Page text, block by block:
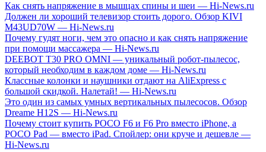
Как снять напряжение в мышцах спины и шеи — Hi-News.ru
Должен ли хороший телевизор стоить дорого. Обзор KIVI
M43UD70W — Hi-News.ru
Почему гудят ноги, чем это опасно и как снять напряжение
при помощи массажера — Hi-News.ru
DEEBOT T30 PRO OMNI — уникальный робот-пылесос,
который необходим в каждом доме — Hi-News.ru
Классные колонки и наушники отдают на AliExpress с
большой скидкой. Налетай! — Hi-News.ru
Это один из самых умных вертикальных пылесосов. Обзор
Dreame H12S — Hi-News.ru
Почему стоит купить POCO F6 и F6 Pro вместо iPhone, а
POCO Pad — вместо iPad. Спойлер: они круче и дешевле —
Hi-News.ru